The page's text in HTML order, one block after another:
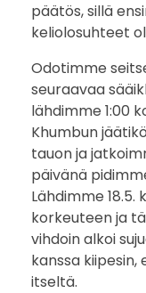
päätös, sillä
keliolosuhteet
Odotimme
seuraavaa
lähdimme 1:00
Khumbun
tauon ja
päivänä
Lähdimme
korkeuteen ja
vihdoin alkoi
kanssa
itseltä.